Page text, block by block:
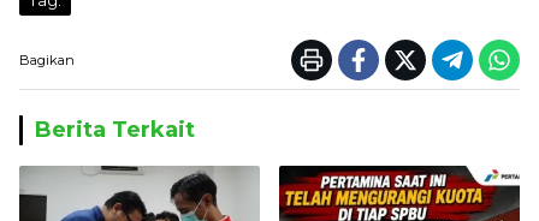
Bagikan
Berita Terkait